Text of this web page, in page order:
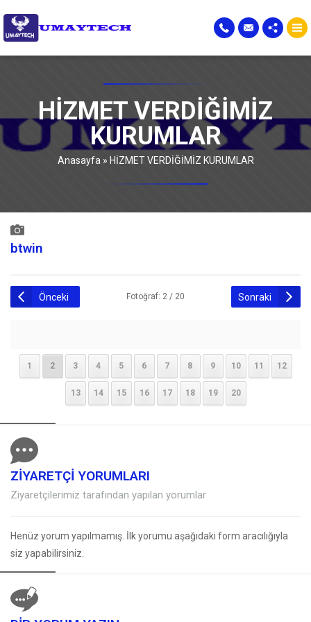
HİZMET VERDİĞİMİZ
KURUMLAR
Anasayfa » HİZMET VERDİĞİMİZ KURUMLAR
btwin
Önceki Fotoğraf: 2 / 20 Sonraki
1 2 3 4 5 6 7 8 9 10 11 12
13 14 15 16 17 18 19 20
ZİYARETÇİ YORUMLARI
Ziyaretçilerimiz tarafından yapılan yorumlar
Henüz yorum yapılmamış. İlk yorumu aşağıdaki form aracılığıyla
siz yapabilirsiniz.